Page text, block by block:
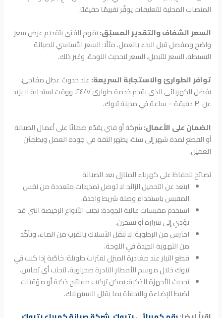
المنصات المحلية للتعليقات يوفّر تقييمًا حقيقيًا.
السعر الشفاف والتقدير المسبَق:يقوم الفني بتقديم عرض سعر
واضح ومفصل قبل البدء بالعمل. مثلًا: السعر الأساسي للصيانة
البسيطة، السعر للتبديل، السعر لتحديث اللوحة، وغير ذلك.
توافر الطوارئ والاستجابة السريعة:عند حدوث عطل مفاجئ،
يفضل الكهربائي الذي يقدم خدمة طوارئ ٢٤/٧، ووقت استجابة لا يزيد
عن ٣٠ دقيقة – ساعة في مدينة تبوك.
الضمان على الأعمال:شركة أو فني يقدّم ضمانًا على أعمال الصيانة
أو القطع لمدة شهر إلى سنة، يظهر الثقة في جودة العمل ويطمئن
العميل.
نصائح للحفاظ على كهرباء المنازل بعد الصيانة
ابتعد عن التحميل الزائد: لا توصل تمديدات متعددة من نفس
المقبس باستخدام وصلة شريط واحدة.
استخدم مقبسات عالية الجودة: تجنب الأنواع الرخيصة التي قد
تؤدي إلى شرارة أو تسخين.
احترس من الرطوبة: لا تنقل الأسلاك بالقرب من الماء، وتأكّد
من التهوية الجيدة في اللوحة.
قطع التيار عند مغادرة المنزل لفترات طويلة: خاصّة إذا كنت في
تبوك خلال موسم الأمطار النادرة صحراوية، لتجنب أي تماس.
تحديث الأجهزة الذكية: يمكن تركيب مفاتيح ذكية أو مؤقتات
لضبط الإضاءة والتدفئة بما يقلل الاستهلاك.